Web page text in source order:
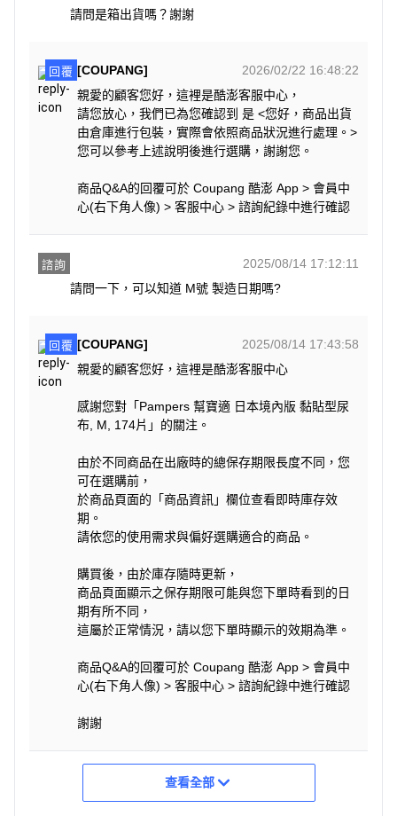
請問是箱出貨嗎？謝謝
回覆 [COUPANG]
2026/02/22 16:48:22
親愛的顧客您好，這裡是酷澎客服中心，
請您放心，我們已為您確認到 是 <您好，商品出貨
由倉庫進行包裝，實際會依照商品狀況進行處理。>
您可以參考上述說明後進行選購，謝謝您。
商品Q&A的回覆可於 Coupang 酷澎 App > 會員中
心(右下角人像) > 客服中心 > 諮詢紀錄中進行確認
諮詢
2025/08/14 17:12:11
回覆 [COUPANG]
2025/08/14 17:43:58
親愛的顧客您好，這裡是酷澎客服中心
感謝您對「Pampers 幫寶適 日本境內版 黏貼型尿
布, M, 174片」的關注。
由於不同商品在出廠時的總保存期限長度不同，您
可在選購前，
於商品頁面的「商品資訊」欄位查看即時庫存效
期。
請依您的使用需求與偏好選購適合的商品。
購買後，由於庫存隨時更新，
商品頁面顯示之保存期限可能與您下單時看到的日
期有所不同，
這屬於正常情況，請以您下單時顯示的效期為準。
商品Q&A的回覆可於 Coupang 酷澎 App > 會員中
心(右下角人像) > 客服中心 > 諮詢紀錄中進行確認
謝謝
查看全部